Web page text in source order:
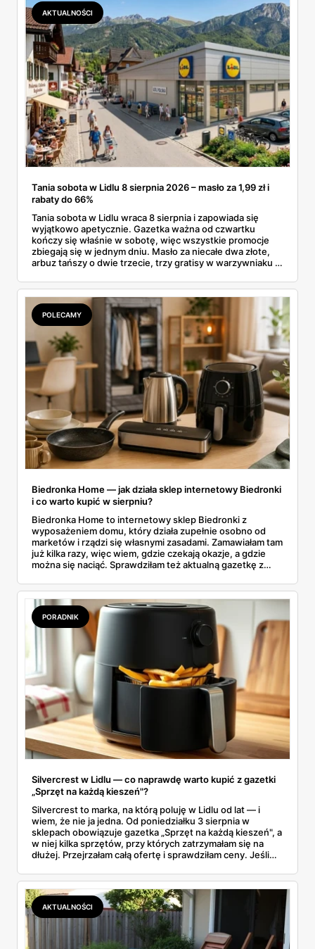
AKTUALNOŚCI
Tania sobota w Lidlu 8 sierpnia 2026 – masło za 1,99 zł i
rabaty do 66%
Tania sobota w Lidlu wraca 8 sierpnia i zapowiada się
wyjątkowo apetycznie. Gazetka ważna od czwartku
kończy się właśnie w sobotę, więc wszystkie promocje
zbiegają się w jednym dniu. Masło za niecałe dwa złote,
arbuz tańszy o dwie trzecie, trzy gratisy w warzywniaku i
całą sobotnią gazetkę Lidla strona po stronie i wybrałam
to, co naprawdę się opłaca.
POLECAMY
Biedronka Home — jak działa sklep internetowy Biedronki
i co warto kupić w sierpniu?
Biedronka Home to internetowy sklep Biedronki z
wyposażeniem domu, który działa zupełnie osobno od
marketów i rządzi się własnymi zasadami. Zamawiałam tam
już kilka razy, więc wiem, gdzie czekają okazje, a gdzie
można się naciąć. Sprawdziłam też aktualną gazetkę z
wszystko w jednym miejscu: jak zamawiać, ile trwa zwrot,
jakie kody rabatowe działają w sierpniu i które produkty
faktycznie warto włożyć do koszyka.
PORADNIK
Silvercrest w Lidlu — co naprawdę warto kupić z gazetki
„Sprzęt na każdą kieszeń"?
Silvercrest to marka, na którą poluję w Lidlu od lat — i
wiem, że nie ja jedna. Od poniedziałku 3 sierpnia w
sklepach obowiązuje gazetka „Sprzęt na każdą kieszeń", a
w niej kilka sprzętów, przy których zatrzymałam się na
dłużej. Przejrzałam całą ofertę i sprawdziłam ceny. Jeśli
faktycznie okazja — poniżej znajdziecie odpowiedź.
Uwaga: promocja trwa tylko do 8 sierpnia.
AKTUALNOŚCI